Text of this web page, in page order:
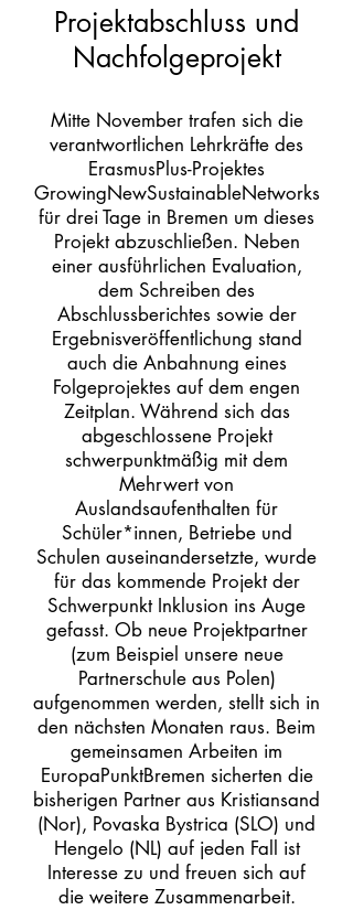
Projektabschluss und
Nachfolgeprojekt
Mitte November trafen sich die
verantwortlichen Lehrkräfte des
ErasmusPlus-Projektes
GrowingNewSustainableNetworks
für drei Tage in Bremen um dieses
Projekt abzuschließen. Neben
einer ausführlichen Evaluation,
dem Schreiben des
Abschlussberichtes sowie der
Ergebnisveröffentlichung stand
auch die Anbahnung eines
Folgeprojektes auf dem engen
Zeitplan. Während sich das
abgeschlossene Projekt
schwerpunktmäßig mit dem
Mehrwert von
Auslandsaufenthalten für
Schüler*innen, Betriebe und
Schulen auseinandersetzte, wurde
für das kommende Projekt der
Schwerpunkt Inklusion ins Auge
gefasst. Ob neue Projektpartner
(zum Beispiel unsere neue
Partnerschule aus Polen)
aufgenommen werden, stellt sich in
den nächsten Monaten raus. Beim
gemeinsamen Arbeiten im
EuropaPunktBremen sicherten die
bisherigen Partner aus Kristiansand
(Nor), Povaska Bystrica (SLO) und
Hengelo (NL) auf jeden Fall ist
Interesse zu und freuen sich auf
die weitere Zusammenarbeit.